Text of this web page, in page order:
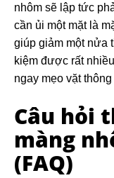
nhôm sẽ lập tức
cần ủi một mặt là
giúp giảm một nửa
kiệm được rất
ngay mẹo vặt
Câu hỏi
màng
(FAQ)